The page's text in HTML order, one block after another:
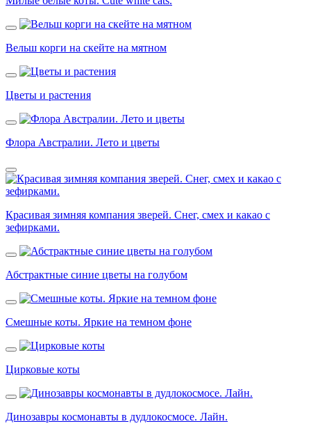
Вельш корги на скейте на мятном
Цветы и растения
Флора Австралии. Лето и цветы
Красивая зимняя компания зверей. Снег, смех и какао с
зефирками.
Абстрактные синие цветы на голубом
Смешные коты. Яркие на темном фоне
Цирковые коты
Динозавры космонавты в дудлокосмосе. Лайн.